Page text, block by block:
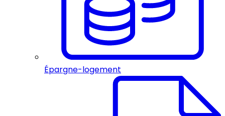
Épargne-logement